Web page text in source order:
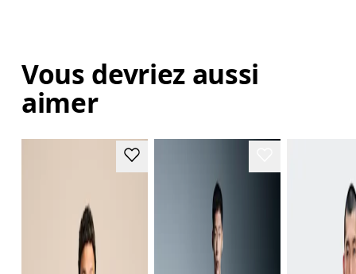
Vous devriez aussi
aimer